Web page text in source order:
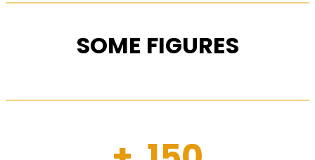
SOME FIGURES